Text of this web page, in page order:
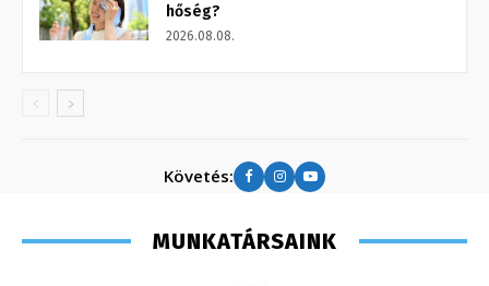
hőség?
2026.08.08.
Követés:
MUNKATÁRSAINK